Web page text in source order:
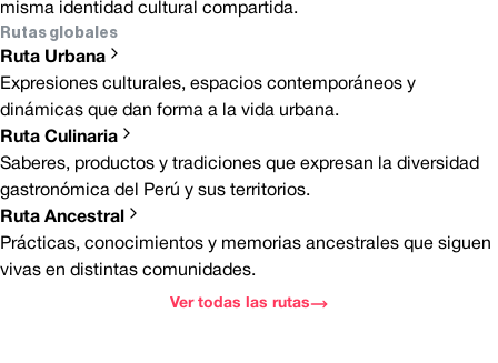
misma identidad cultural compartida.
Rutas globales
Ruta Urbana
Expresiones culturales, espacios contemporáneos y
dinámicas que dan forma a la vida urbana.
Ruta Culinaria
Saberes, productos y tradiciones que expresan la diversidad
gastronómica del Perú y sus territorios.
Ruta Ancestral
Prácticas, conocimientos y memorias ancestrales que siguen
vivas en distintas comunidades.
Ver todas las rutas